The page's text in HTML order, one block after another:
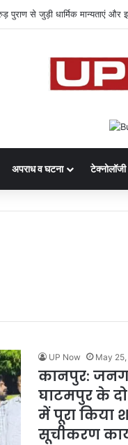
साइबर घोटाला: 40 युवतियों समेत
अपराध व घटना टेक्नोलॉजी
UP Now May
कानपुर:
घाटमपुर के
में पूरा किया
सूचीकरण